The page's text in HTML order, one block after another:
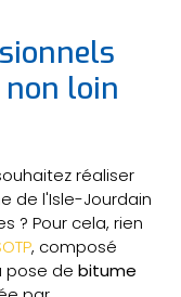
loin
réaliser
de l'Isle-Jourdain
? Pour cela, rien
, composé
pose de bitume